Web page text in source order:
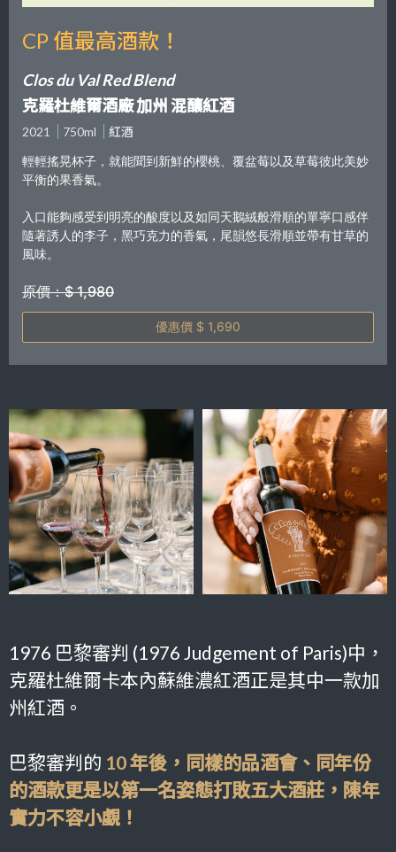
CP 值最高酒款！
Clos du Val Red Blend
克羅杜維爾酒廠 加州 混釀紅酒
2021 750ml
紅酒
輕輕搖晃杯子，就能聞到新鮮的櫻桃、覆盆莓以及草莓彼此美妙
平衡的果香氣。
入口能夠感受到明亮的酸度以及如同天鵝絨般滑順的單寧口感伴
隨著誘人的李子，黑巧克力的香氣，尾韻悠長滑順並帶有甘草的
風味。
原價：$ 1,980
優惠價 $ 1,690
1976 巴黎審判 (1976 Judgement of Paris)中，
克羅杜維爾卡本內蘇維濃紅酒正是其中一款加
州紅酒。
巴黎審判的 10 年後，同樣的品酒會、同年份
的酒款更是以第一名姿態打敗五大酒莊，陳年
實力不容小覷！